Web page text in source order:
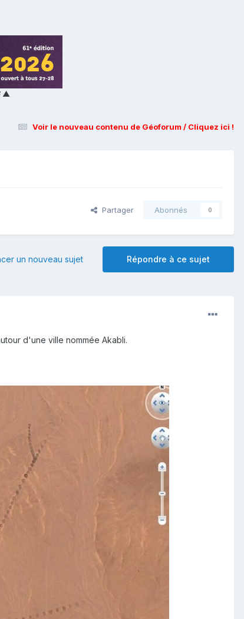
▲
Voir le nouveau contenu de Géoforum / Cliquez ici !
Partager Abonnés 0
Répondre à ce sujet
un nouveau sujet
d'une ville nommée Akabli.